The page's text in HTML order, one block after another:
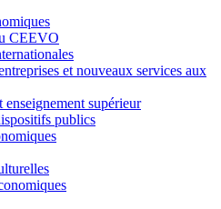
CEEVO
et nouveaux services aux
enseignement supérieur
publics